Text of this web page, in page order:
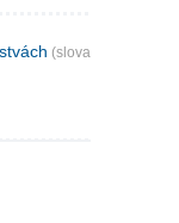
(slovakisk)